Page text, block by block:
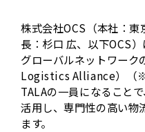
株式会社OCS（本社：
長：杉口 広、以下OCS
グローバルネットワー
Logistics Alliance）（※
TALAの一員になること
活用し、専門性の高い物
ます。